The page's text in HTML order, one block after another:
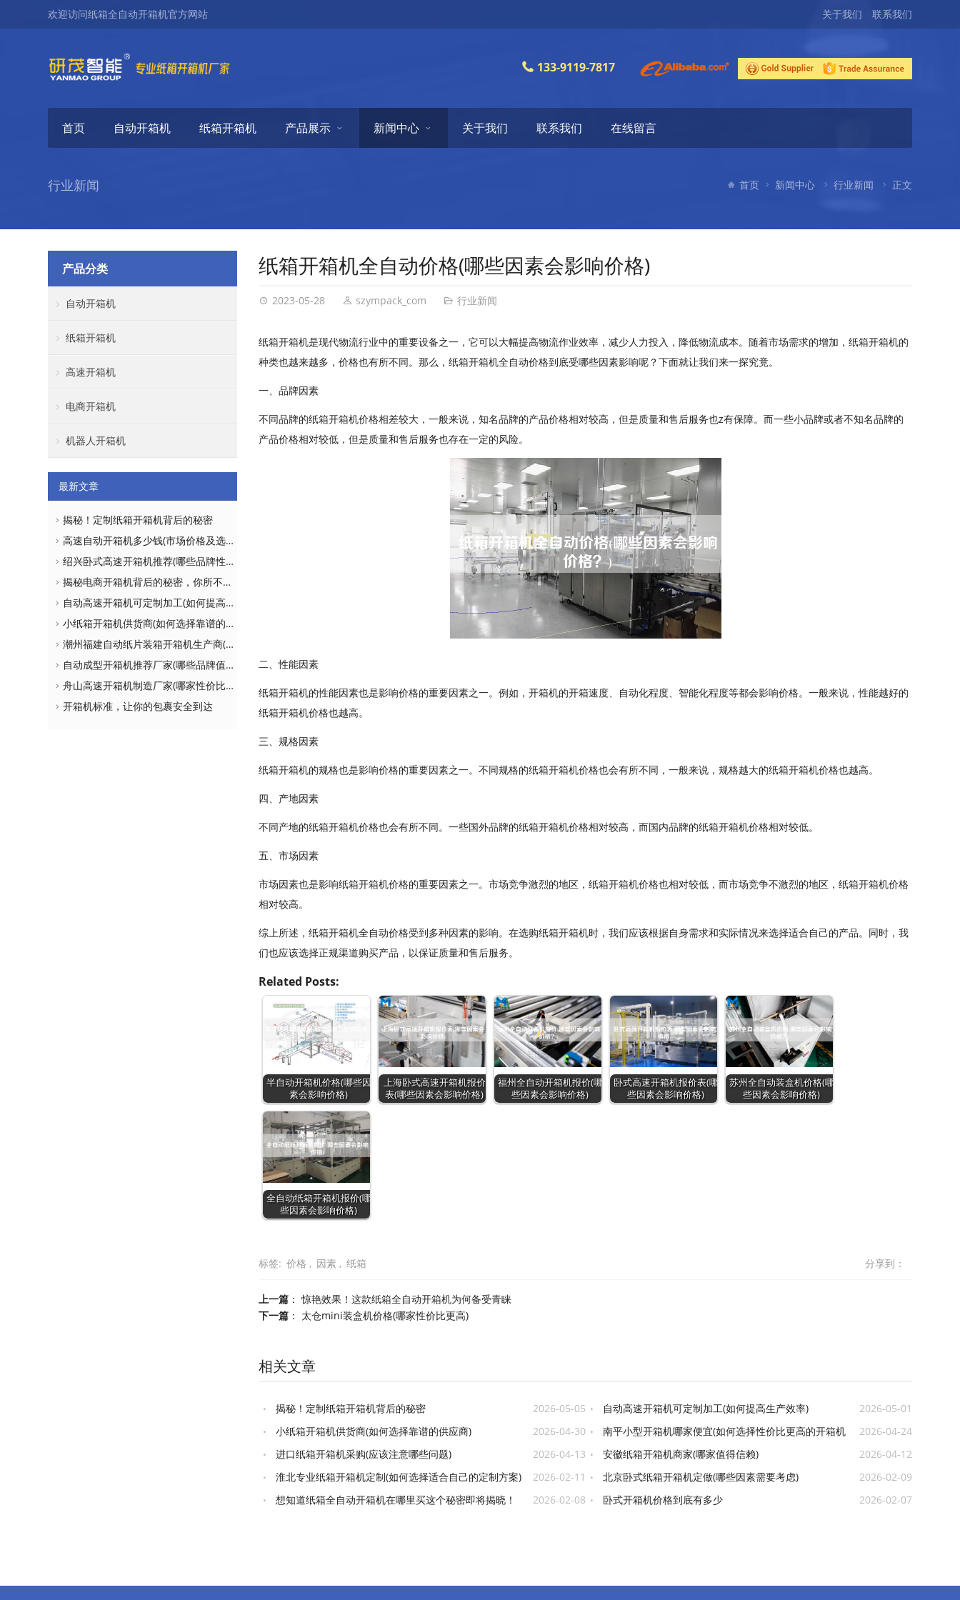
欢迎访问纸箱全自动开箱机官方网站 关于我们 联系我们
133-9119-7817
首页 自动开箱机 纸箱开箱机 产品展示 新闻中心 关于我们 联系我们 在线留言
行业新闻 首页 新闻中心 行业新闻 正文
纸箱开箱机全自动价格(哪些因素会影响价格)
2023-05-28 szympack_com 行业新闻
纸箱开箱机是现代物流行业中的重要设备之一，它可以大幅提高物流作业效率，减少人力投入，降低物流成本。随着市场需求的增加，纸箱开箱机的
种类也越来越多，价格也有所不同。那么，纸箱开箱机全自动价格到底受哪些因素影响呢？下面就让我们来一探究竟。
一、品牌因素
不同品牌的纸箱开箱机价格相差较大，一般来说，知名品牌的产品价格相对较高，但是质量和售后服务也z有保障。而一些小品牌或者不知名品牌的
产品价格相对较低，但是质量和售后服务也存在一定的风险。
二、性能因素
纸箱开箱机的性能因素也是影响价格的重要因素之一。例如，开箱机的开箱速度、自动化程度、智能化程度等都会影响价格。一般来说，性能越好的
纸箱开箱机价格也越高。
三、规格因素
纸箱开箱机的规格也是影响价格的重要因素之一。不同规格的纸箱开箱机价格也会有所不同，一般来说，规格越大的纸箱开箱机价格也越高。
四、产地因素
不同产地的纸箱开箱机价格也会有所不同。一些国外品牌的纸箱开箱机价格相对较高，而国内品牌的纸箱开箱机价格相对较低。
五、市场因素
市场因素也是影响纸箱开箱机价格的重要因素之一。市场竞争激烈的地区，纸箱开箱机价格也相对较低，而市场竞争不激烈的地区，纸箱开箱机价格
相对较高。
综上所述，纸箱开箱机全自动价格受到多种因素的影响。在选购纸箱开箱机时，我们应该根据自身需求和实际情况来选择适合自己的产品。同时，我
们也应该选择正规渠道购买产品，以保证质量和售后服务。
Related Posts:
半自动开箱机价格(哪些因
素会影响价格)
上海卧式高速开箱机报价
表(哪些因素会影响价格)
福州全自动开箱机报价(哪
些因素会影响价格)
卧式高速开箱机报价表(哪
些因素会影响价格)
苏州全自动装盒机价格(哪
些因素会影响价格)
全自动纸箱开箱机报价(哪
些因素会影响价格)
标签: 价格 , 因素 , 纸箱 分享到：
上一篇 ：惊艳效果！这款纸箱全自动开箱机为何备受青睐
下一篇 ： 太仓mini装盒机价格(哪家性价比更高)
相关文章
2026-05-05
揭秘！定制纸箱开箱机背后的秘密 2026-05-01
自动高速开箱机可定制加工(如何提高生产效率)
2026-04-30
小纸箱开箱机供货商(如何选择靠谱的供应商) 2026-04-24
南平小型开箱机哪家便宜(如何选择性价比更高的开箱机
品牌)
2026-04-13
进口纸箱开箱机采购(应该注意哪些问题) 2026-04-12
安徽纸箱开箱机商家(哪家值得信赖)
2026-02-11
淮北专业纸箱开箱机定制(如何选择适合自己的定制方案) 2026-02-09
北京卧式纸箱开箱机定做(哪些因素需要考虑)
2026-02-08
想知道纸箱全自动开箱机在哪里买这个秘密即将揭晓！ 2026-02-07
卧式开箱机价格到底有多少
产品分类
自动开箱机
纸箱开箱机
高速开箱机
电商开箱机
机器人开箱机
最新文章
揭秘！定制纸箱开箱机背后的秘密
高速自动开箱机多少钱(市场价格及选购建议)
绍兴卧式高速开箱机推荐(哪些品牌性价比更高)
揭秘电商开箱机背后的秘密，你所不知道的真相！
自动高速开箱机可定制加工(如何提高生产效率)
小纸箱开箱机供货商(如何选择靠谱的供应商)
潮州福建自动纸片装箱开箱机生产商(如何选择更适合自己的设备)
自动成型开箱机推荐厂家(哪些品牌值得购买)
舟山高速开箱机制造厂家(哪家性价比更高)
开箱机标准，让你的包裹安全到达